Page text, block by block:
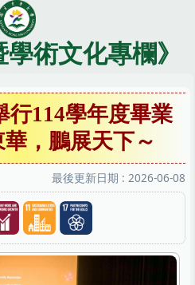
學術文化專欄》
行114學年度畢業
，鵬展天下～
最後更新日期 : 2026-06-08